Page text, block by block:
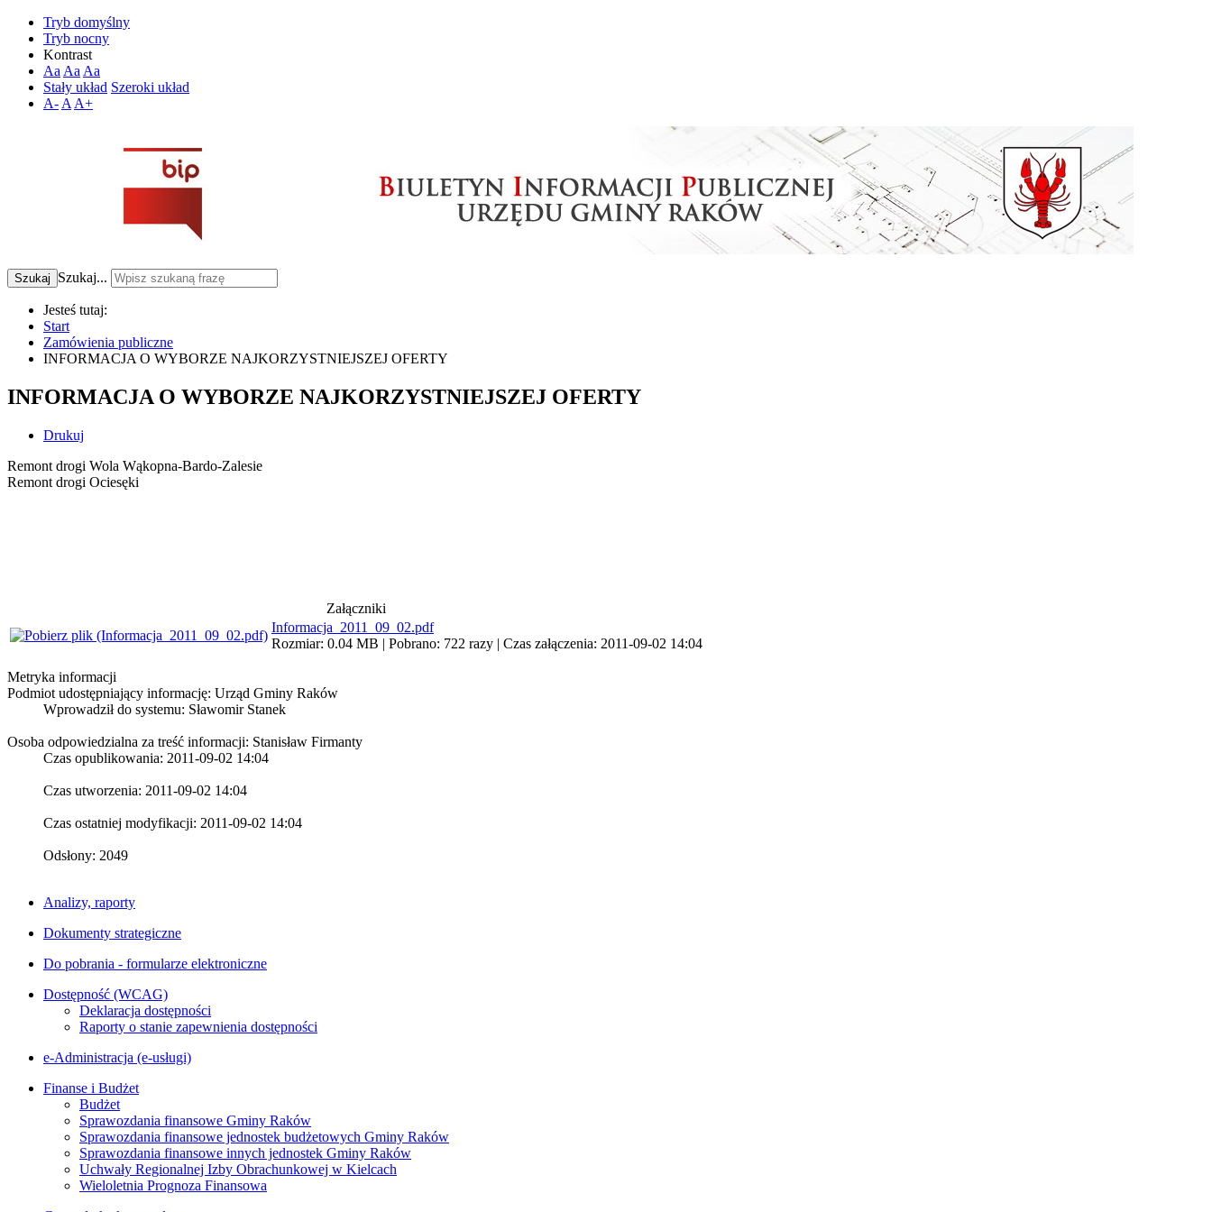
Tryb domyślny
Tryb nocny
Kontrast
Aa Aa Aa
Stały układ Szeroki układ
A- A A+
Szukaj Szukaj...
Jesteś tutaj:
Start
Zamówienia publiczne
INFORMACJA O WYBORZE NAJKORZYSTNIEJSZEJ OFERTY
INFORMACJA O WYBORZE NAJKORZYSTNIEJSZEJ OFERTY
Drukuj
Remont drogi Wola Wąkopna-Bardo-Zalesie
Remont drogi Ociesęki
Załączniki
Informacja_2011_09_02.pdf
Rozmiar: 0.04 MB | Pobrano: 722 razy | Czas załączenia: 2011-09-02 14:04
Metryka informacji
Podmiot udostępniający informację: Urząd Gminy Raków
Wprowadził do systemu: Sławomir Stanek
Osoba odpowiedzialna za treść informacji: Stanisław Firmanty
Czas opublikowania: 2011-09-02 14:04
Czas utworzenia: 2011-09-02 14:04
Czas ostatniej modyfikacji: 2011-09-02 14:04
Odsłony: 2049
Analizy, raporty
Dokumenty strategiczne
Do pobrania - formularze elektroniczne
Dostępność (WCAG)
Deklaracja dostępności
Raporty o stanie zapewnienia dostępności
e-Administracja (e-usługi)
Finanse i Budżet
Budżet
Sprawozdania finansowe Gminy Raków
Sprawozdania finansowe jednostek budżetowych Gminy Raków
Sprawozdania finansowe innych jednostek Gminy Raków
Uchwały Regionalnej Izby Obrachunkowej w Kielcach
Wieloletnia Prognoza Finansowa